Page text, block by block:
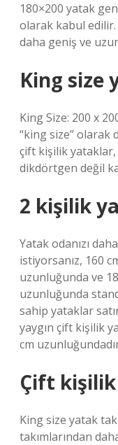
180×200 yatak
olarak kabul
daha geniş ve
King size
King Size: 200 x
“king size” olarak
çift kişilik
dikdörtgen değil
2 kişilik
Yatak odanızı
istiyorsanız, 160
uzunluğunda ve
uzunluğunda
sahip yataklar
yaygın çift kişilik
cm
Çift kişilik
King size yatak
takımlarından